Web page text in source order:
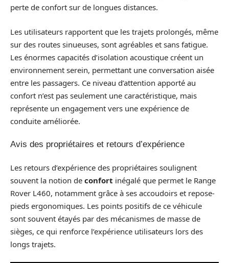
perte de confort sur de longues distances.
Les utilisateurs rapportent que les trajets prolongés, même
sur des routes sinueuses, sont agréables et sans fatigue.
Les énormes capacités d’isolation acoustique créent un
environnement serein, permettant une conversation aisée
entre les passagers. Ce niveau d’attention apporté au
confort n’est pas seulement une caractéristique, mais
représente un engagement vers une expérience de
conduite améliorée.
Avis des propriétaires et retours d’expérience
Les retours d’expérience des propriétaires soulignent
souvent la notion de confort inégalé que permet le Range
Rover L460, notamment grâce à ses accoudoirs et repose-
pieds ergonomiques. Les points positifs de ce véhicule
sont souvent étayés par des mécanismes de masse de
sièges, ce qui renforce l’expérience utilisateurs lors des
longs trajets.